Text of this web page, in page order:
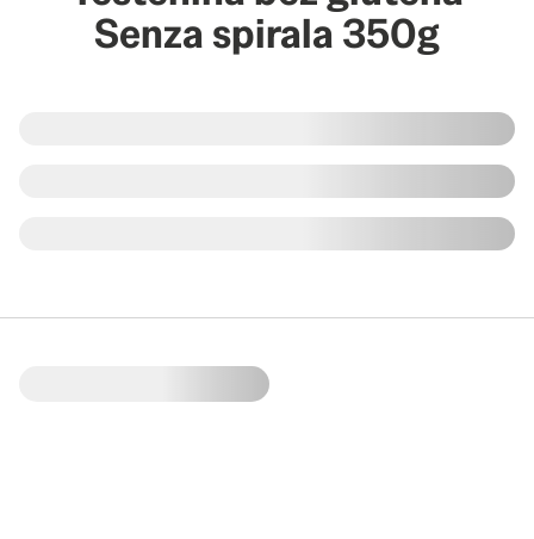
Senza spirala 350g